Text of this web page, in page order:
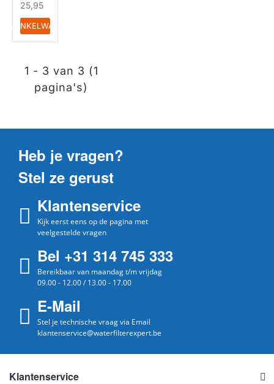
25,95
IN WINKELWAGEN
1 - 3 van 3 (1
pagina's)
Heb je vragen?
Stel ze gerust
Klantenservice
Kijk eerst eens op de pagina met
veelgestelde vragen
Bel +31 314 745 333
Bereikbaar van maandag t/m vrijdag
09.00 - 12.00 / 13.00 - 17.00
E-Mail
Stel je technische vraag via Email
klantenservice@waterfilterexpert.be
Klantenservice